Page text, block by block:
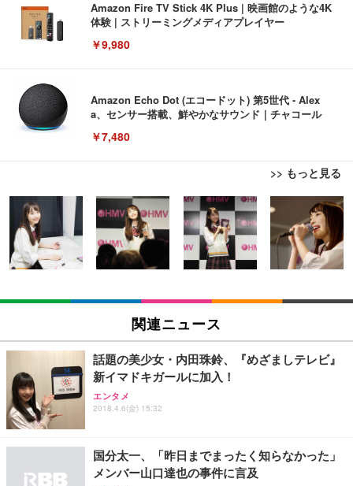
Amazon Fire TV Stick 4K Plus | 映画館のような4K
体験 | ストリーミングメディアプレイヤー
￥9,980
Amazon Echo Dot (エコードット) 第5世代 - Alex
a、センサー搭載、鮮やかなサウンド｜チャコール
￥7,480
>> もっと見る
[EdoErgo] オフィスチェア 椅子 テレワーク 疲れな
い 跳ね上げ式アームレスト コンパクト 約105度ロッ
キング pc 事務椅子 360度回転 座面昇降 強化ナイロ
ン樹脂ベース 通気性メッシュ 在宅ワーク H-WY01
(黒網+黒枠+黒足)
￥5,699
SIHOO B100 オフィスチェア／デスクチェア メッシ
ュチェア 人間工学 疲れない ブラック
￥27,999
Sezlife オフィスチェア デスクチェア 疲れない テレ
ワーク チェア 強化バックレスト 30度ロッキング機
能 人間工学 椅子 腰サポート 90度跳ね上げ式アーム
務用 おしゃれ パソコンチェア (ブラック)
Sezlife オフィスチェア デスクチェア 疲れない テレ
EIZO ビジネス向けプレミアムモニター | FlexScan
EV3240X-WT | 31.5型4K UHD・USB Type-C・ホワ
イト
￥105,595
EIZO ビジネス向けプレミアムモニター | FlexScan
￥109,572
【純正品】27"ゲーミングモニター DualSense 充電
フック付き（CFI-ZDM1J）
【整備済み品】Dell E2724HS 27インチ 液晶モニタ
Amazonベーシック ペットシーツ 薄型 レギュラー 1
回使い捨て 無香料 ホワイト 300枚
￥3,373
Amazonベーシック ペットシーツ 厚型 ワイド 42枚
x2袋(84枚) ホワイト(吸収面:ライトブルー)
￥3,234
ネオ・ルーライフ ネオ・オムツ L 中型犬用 26枚入
り 単品
Smart Basic(スマートベーシック) 【Amazon.co.jp
関連ニュース
話題の美少女・内田珠鈴、『めざましテレビ』
新イマドキガールに加入！
エンタメ
2018.4.6(金) 15:32
国分太一、「昨日までまったく知らなかった」
メンバー山口達也の事件に言及